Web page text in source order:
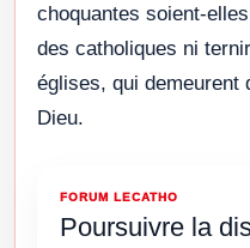
choquantes soient-
des catholiques ni
églises, qui demeurent
Dieu.
FORUM LECATHO
Poursuivre la